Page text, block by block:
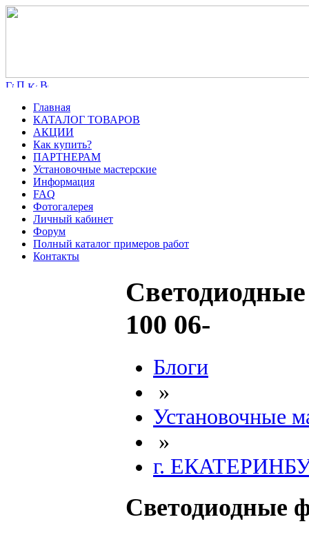
Главная
КАТАЛОГ ТОВАРОВ
АКЦИИ
Как купить?
ПАРТНЕРАМ
Установочные мастерские
Информация
FAQ
Фотогалерея
Личный кабинет
Форум
Полный каталог примеров работ
Контакты
100 06-
Блоги
»
Установочные
»
г.
Cветодиодные